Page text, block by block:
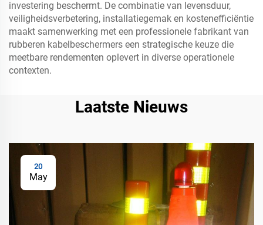
investering beschermt. De combinatie van levensduur,
veiligheidsverbetering, installatiegemak en kostenefficiëntie
maakt samenwerking met een professionele fabrikant van
rubberen kabelbeschermers een strategische keuze die
meetbare rendementen oplevert in diverse operationele
contexten.
Laatste Nieuws
20
May